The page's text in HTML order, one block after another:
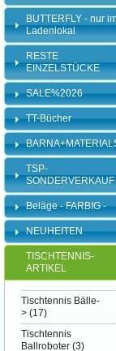
BUTTERFLY - nur
Ladenlokal
RESTE
EINZELSTÜCKE
SALE%2026
TT-Bücher
TSP-
SONDERVERKAUF
Beläge - FARBIG -
NEUHEITEN
TISCHTENNIS-
ARTIKEL
Tischtennis Bälle-
> (17)
Tischtennis
Ballroboter (3)